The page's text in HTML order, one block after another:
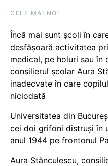
CELE MAI NOI
Încă mai sunt școli în
desfășoară activitatea
medical, pe holuri sau în
consilierul școlar Aura
inadecvate în care
niciodată
Universitatea din
cei doi grifoni distruși în
anul 1944 pe frontonul
Aura Stănculescu,